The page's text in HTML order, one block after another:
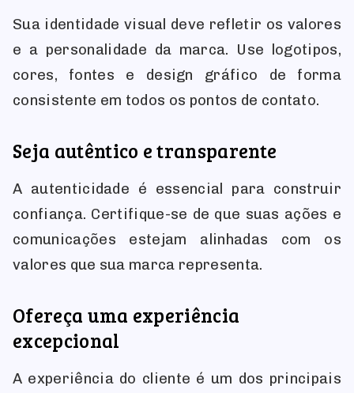
Sua identidade visual deve refletir os valores
e a personalidade da marca. Use logotipos,
cores, fontes e design gráfico de forma
consistente em todos os pontos de contato.
Seja autêntico e transparente
A autenticidade é essencial para construir
confiança. Certifique-se de que suas ações e
comunicações estejam alinhadas com os
valores que sua marca representa.
Ofereça uma experiência
excepcional
A experiência do cliente é um dos principais